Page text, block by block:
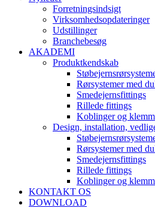
Forretningsindsigt
Virksomhedsopdateringer
Udstillinger
Branchebesøg
AKADEMI
Produktkendskab
Rørsystemer med
Smedejernsfittings
Rillede fittings
Koblinger og
Design, installation,
Rørsystemer med
Smedejernsfittings
Rillede fittings
Koblinger og
KONTAKT OS
DOWNLOAD